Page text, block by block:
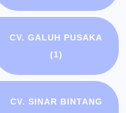
CV. GALUH PUSAKA
(1)
CV. SINAR BINTANG